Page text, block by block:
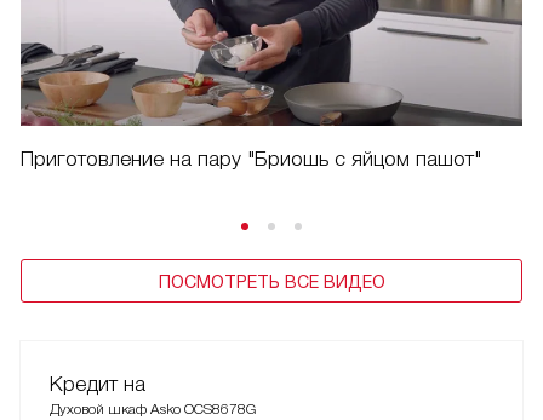
Приготовление на пару "Бриошь с яйцом пашот"
ПОСМОТРЕТЬ ВСЕ ВИДЕО
Кредит на
Духовой шкаф Asko OCS8678G